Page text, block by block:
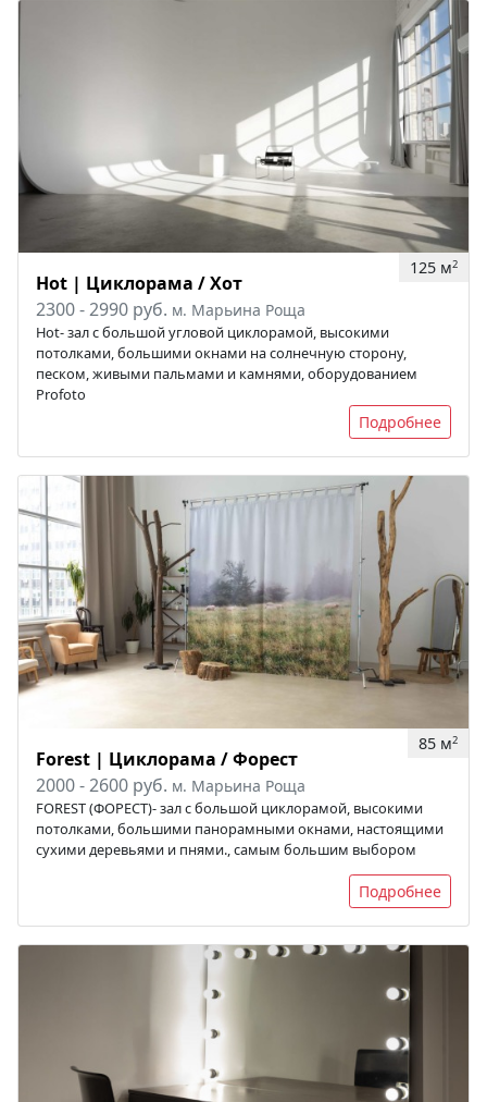
125 м2
Hot | Циклорама / Хот
2300 - 2990 руб. м. Марьина Роща
Hot- зал с большой угловой циклорамой, высокими
потолками, большими окнами на солнечную сторону,
песком, живыми пальмами и камнями, оборудованием
Profoto
Подробнее
85 м2
Forest | Циклорама / Форест
2000 - 2600 руб. м. Марьина Роща
FOREST (ФОРЕСТ)- зал с большой циклорамой, высокими
потолками, большими панорамными окнами, настоящими
сухими деревьями и пнями., самым большим выбором
Подробнее